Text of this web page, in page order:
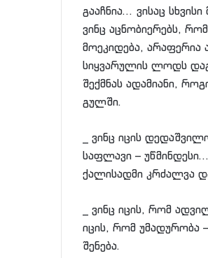
გააჩნია… ვისაც
ვინც აცნობიერებს,
მოეკიდება,
სიყვარულის ლოდს
შექმნას ადამიანი,
გულში.
_ ვინც იცის
საფლავი –
ქალისადმი კრძალვა
_ ვინც იცის, რომ
იცის, რომ უმადურობა
შენება.